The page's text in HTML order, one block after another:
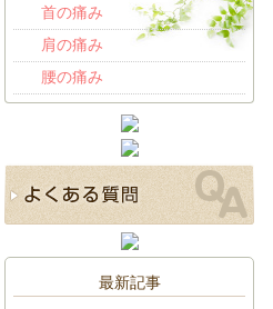
首の痛み
肩の痛み
腰の痛み
最新記事